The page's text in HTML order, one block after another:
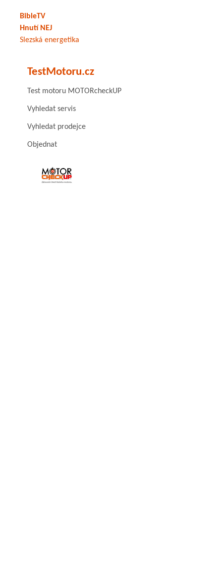
BibleTV
Hnutí NEJ
Slezská energetika
TestMotoru.cz
Test motoru MOTORcheckUP
Vyhledat servis
Vyhledat prodejce
Objednat